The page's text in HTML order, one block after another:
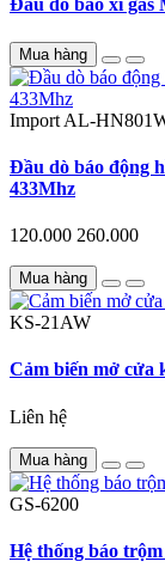
Đầu dò báo xì gas
Mua hàng
Import AL-
Đầu dò báo động
433Mhz
120.000 260.000
Mua hàng
KS-21AW
Cảm biến mở cửa
Liên hệ
Mua hàng
GS-6200
Hệ thống báo